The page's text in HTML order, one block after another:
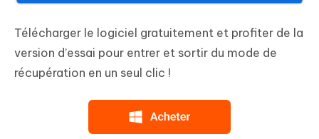
Télécharger le logiciel gratuitement et profiter de la
version d’essai pour entrer et sortir du mode de
récupération en un seul clic !